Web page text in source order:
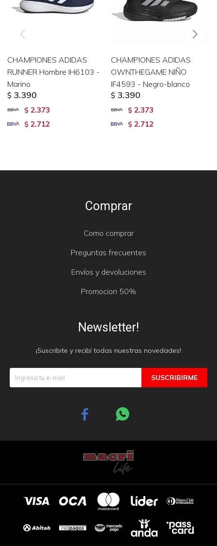
CHAMPIONES ADIDAS
RUNNER Hombre IH6103 -
Marino
$ 3.390
$ 2.373
$ 2.712
CHAMPIONES ADIDAS
OWNTHEGAME NIÑO
IF4593 - Negro-blanco
$ 3.390
$ 2.373
$ 2.712
Comprar
Como comprar
Preguntas frecuentes
Envíos y devoluciones
Promocion 50%
Newsletter!
¡Suscribite y recibí todas nuestras novedades!
SUSCRIBIRME
 